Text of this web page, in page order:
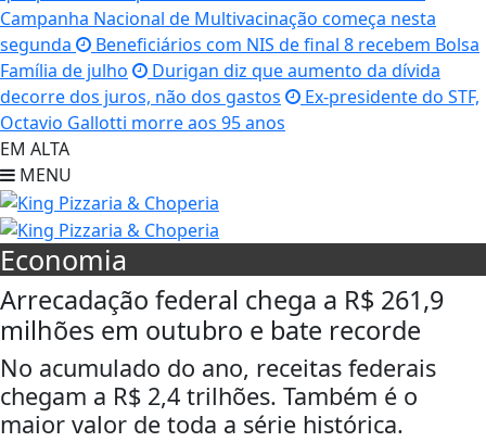
Campanha Nacional de Multivacinação começa nesta
segunda
Beneficiários com NIS de final 8 recebem Bolsa
Família de julho
Durigan diz que aumento da dívida
decorre dos juros, não dos gastos
Ex-presidente do STF,
Octavio Gallotti morre aos 95 anos
EM ALTA
MENU
Economia
Arrecadação federal chega a R$ 261,9
milhões em outubro e bate recorde
No acumulado do ano, receitas federais
chegam a R$ 2,4 trilhões. Também é o
maior valor de toda a série histórica.